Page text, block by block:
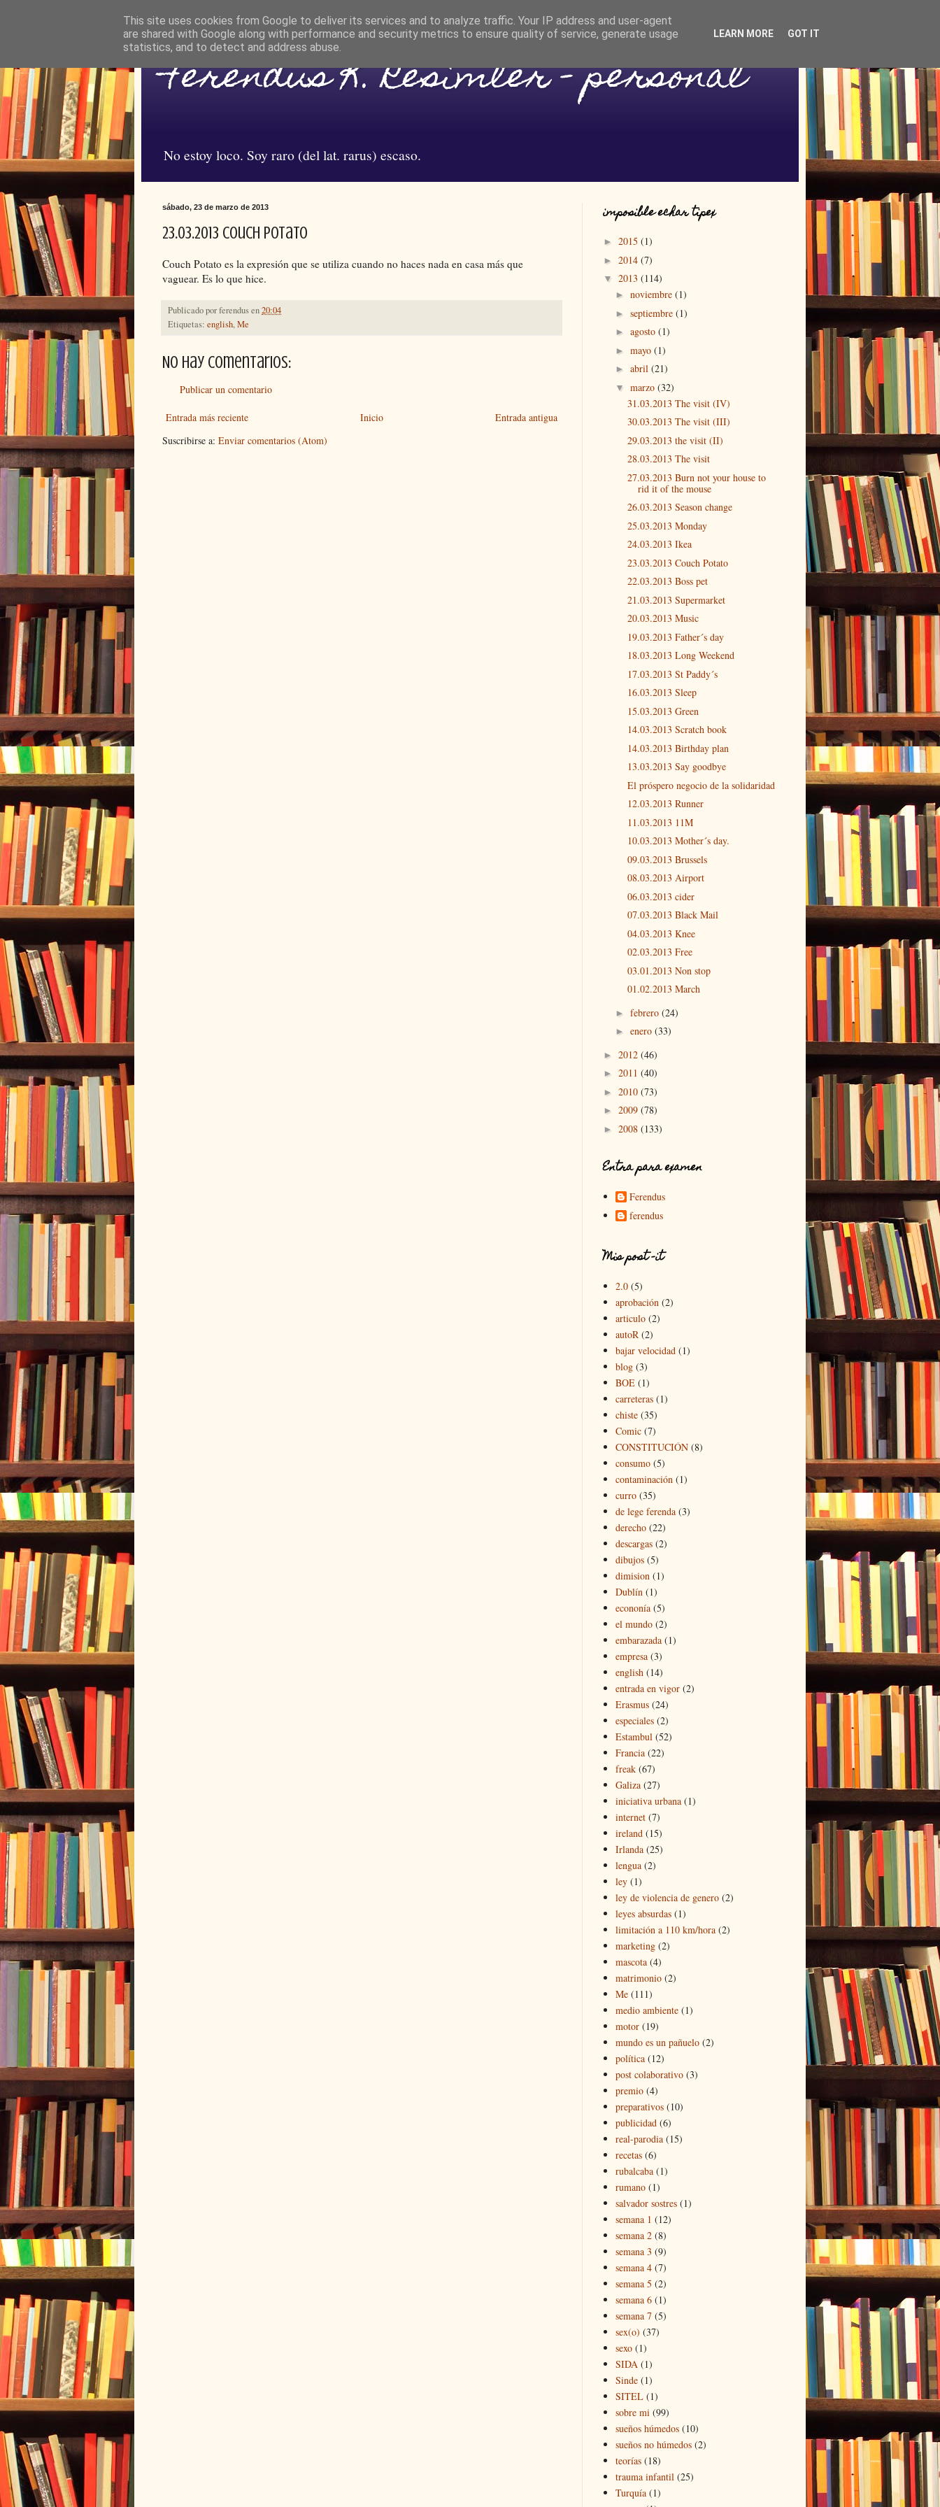
Ferendus K. Resimler - personal
No estoy loco. Soy raro (del lat. rarus) escaso.
sábado, 23 de marzo de 2013
23.03.2013 Couch Potato
Couch Potato es la expresión que se utiliza cuando no haces nada en casa más que
vaguear. Es lo que hice.
Publicado porferendusen20:04
Etiquetas: english,Me
No hay comentarios:
Publicar un comentario
Entrada más reciente Entrada antigua
Inicio
Suscribirse a: Enviar comentarios (Atom)
imposible echar tipex
► 2015 (1)
► 2014 (7)
▼ 2013 (114)
► noviembre (1)
► septiembre (1)
► agosto (1)
► mayo (1)
► abril (21)
▼ marzo (32)
31.03.2013 The visit (IV)
30.03.2013 The visit (III)
29.03.2013 the visit (II)
28.03.2013 The visit
27.03.2013 Burn not your house to
rid it of the mouse
26.03.2013 Season change
25.03.2013 Monday
24.03.2013 Ikea
23.03.2013 Couch Potato
22.03.2013 Boss pet
21.03.2013 Supermarket
20.03.2013 Music
19.03.2013 Father´s day
18.03.2013 Long Weekend
17.03.2013 St Paddy´s
16.03.2013 Sleep
15.03.2013 Green
14.03.2013 Scratch book
14.03.2013 Birthday plan
13.03.2013 Say goodbye
El próspero negocio de la solidaridad
12.03.2013 Runner
11.03.2013 11M
10.03.2013 Mother´s day.
09.03.2013 Brussels
08.03.2013 Airport
06.03.2013 cider
07.03.2013 Black Mail
04.03.2013 Knee
02.03.2013 Free
03.01.2013 Non stop
01.02.2013 March
► febrero (24)
► enero (33)
► 2012 (46)
► 2011 (40)
► 2010 (73)
► 2009 (78)
► 2008 (133)
Entra para examen
Ferendus
ferendus
Mis post -it
2.0 (5)
aprobación (2)
articulo (2)
autoR (2)
bajar velocidad (1)
blog (3)
BOE (1)
carreteras (1)
chiste (35)
Comic (7)
CONSTITUCIÓN (8)
consumo (5)
contaminación (1)
curro (35)
de lege ferenda (3)
derecho (22)
descargas (2)
dibujos (5)
dimision (1)
Dublín (1)
econonía (5)
el mundo (2)
embarazada (1)
empresa (3)
english (14)
entrada en vigor (2)
Erasmus (24)
especiales (2)
Estambul (52)
Francia (22)
freak (67)
Galiza (27)
iniciativa urbana (1)
internet (7)
ireland (15)
Irlanda (25)
lengua (2)
ley (1)
ley de violencia de genero (2)
leyes absurdas (1)
limitación a 110 km/hora (2)
marketing (2)
mascota (4)
matrimonio (2)
Me (111)
medio ambiente (1)
motor (19)
mundo es un pañuelo (2)
política (12)
post colaborativo (3)
premio (4)
preparativos (10)
publicidad (6)
real-parodia (15)
recetas (6)
rubalcaba (1)
rumano (1)
salvador sostres (1)
semana 1 (12)
semana 2 (8)
semana 3 (9)
semana 4 (7)
semana 5 (2)
semana 6 (1)
semana 7 (5)
sex(o) (37)
sexo (1)
SIDA (1)
Sinde (1)
SITEL (1)
sobre mi (99)
sueños húmedos (10)
sueños no húmedos (2)
teorías (18)
trauma infantil (25)
Turquía (1)
This site uses cookies from Google to deliver its services and to analyze traffic. Your IP address and user-agent
are shared with Google along with performance and security metrics to ensure quality of service, generate usage
statistics, and to detect and address abuse.
LEARN MORE GOT IT